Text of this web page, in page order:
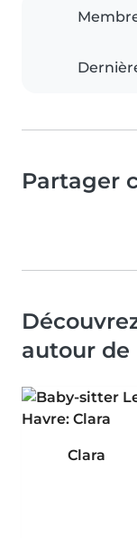
Partager
autour de
Clara